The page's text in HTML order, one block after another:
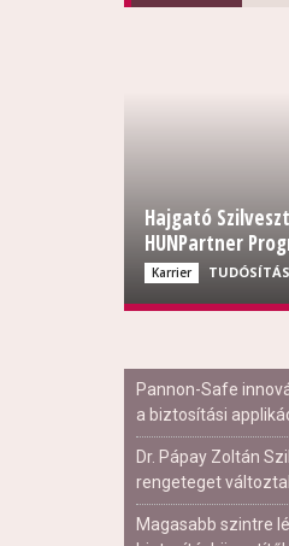
Hajgató
HUNPartner
Karrier TUDÓSÍTÁS
Pannon-Safe
a biztosítási
Dr. Pápay Zoltán
rengeteget
Magasabb szintre